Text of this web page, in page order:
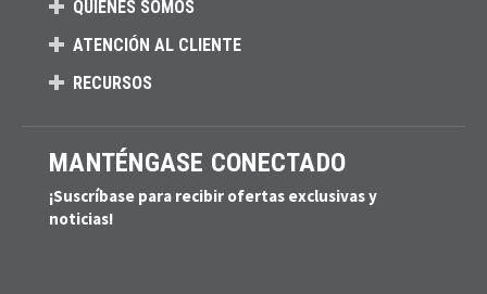
QUIÉNES SOMOS
ATENCIÓN AL CLIENTE
RECURSOS
MANTÉNGASE CONECTADO
¡Suscríbase para recibir ofertas exclusivas y
noticias!